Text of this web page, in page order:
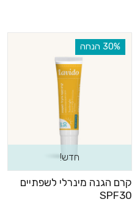
‫30% הנחה
חדש!
קרם הגנה מינרלי לשפתיים
SPF30